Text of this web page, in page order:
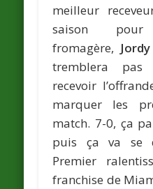
meilleur
saison
fromagère,
tremblera
recevoir
marquer les
match. 7-0, ça
puis ça va se
Premier
franchise de